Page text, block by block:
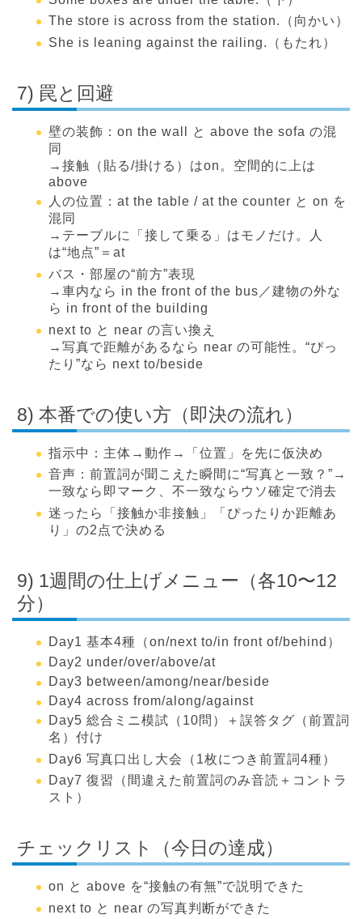
The store is across from the station.（向かい）
She is leaning against the railing.（もたれ）
7) 罠と回避
壁の装飾：on the wall と above the sofa の混
同
→接触（貼る/掛ける）はon。空間的に上は
above
人の位置：at the table / at the counter と on を
混同
→テーブルに「接して乗る」はモノだけ。人
は“地点”＝at
バス・部屋の“前方”表現
→車内なら in the front of the bus／建物の外な
ら in front of the building
next to と near の言い換え
→写真で距離があるなら near の可能性。“ぴっ
たり”なら next to/beside
8) 本番での使い方（即決の流れ）
指示中：主体→動作→「位置」を先に仮決め
音声：前置詞が聞こえた瞬間に“写真と一致？”→
一致なら即マーク、不一致ならウソ確定で消去
迷ったら「接触か非接触」「ぴったりか距離あ
り」の2点で決める
9) 1週間の仕上げメニュー（各10〜12
分）
Day1 基本4種（on/next to/in front of/behind）
Day2 under/over/above/at
Day3 between/among/near/beside
Day4 across from/along/against
Day5 総合ミニ模試（10問）＋誤答タグ（前置詞
名）付け
Day6 写真口出し大会（1枚につき前置詞4種）
Day7 復習（間違えた前置詞のみ音読＋コントラ
スト）
チェックリスト（今日の達成）
on と above を“接触の有無”で説明できた
next to と near の写真判断ができた